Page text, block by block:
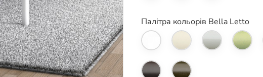
Палітра кольорів Bella Letto